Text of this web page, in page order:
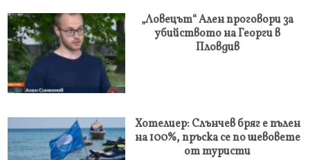
„Ловецът“ Ален проговори за
убийството на Георги в
Пловдив
Хотелиер: Слънчев бряг е пълен
на 100%, пръска се по шевовете
от туристи